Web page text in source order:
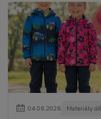
04.06.2026 Materiály